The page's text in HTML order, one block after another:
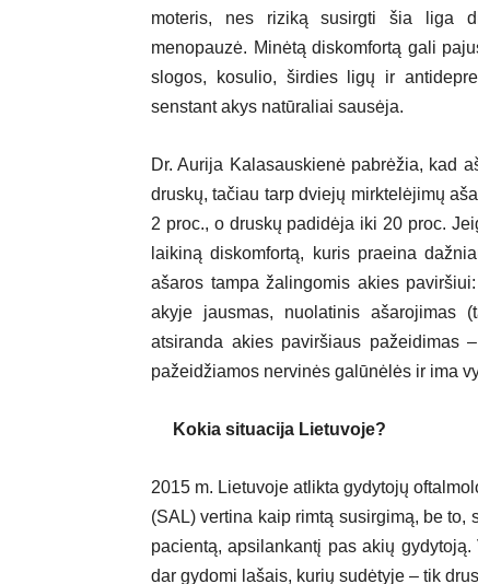
moteris, nes riziką susirgti šia liga
menopauzė. Minėtą diskomfortą gali
slogos, kosulio, širdies ligų ir
senstant akys natūraliai sausėja.
Dr. Aurija Kalasauskienė pabrėžia, kad
druskų, tačiau tarp dviejų mirktelėjimų
2 proc., o druskų padidėja iki 20 proc.
laikiną diskomfortą, kuris praeina
ašaros tampa žalingomis akies
akyje jausmas, nuolatinis ašarojimas
atsiranda akies paviršiaus pažeidimas
pažeidžiamos nervinės galūnėlės ir ima
Kokia situacija Lietuvoje?
2015 m. Lietuvoje atlikta gydytojų
(SAL) vertina kaip rimtą susirgimą, be to,
pacientą, apsilankantį pas akių
dar gydomi lašais, kurių sudėtyje – tik